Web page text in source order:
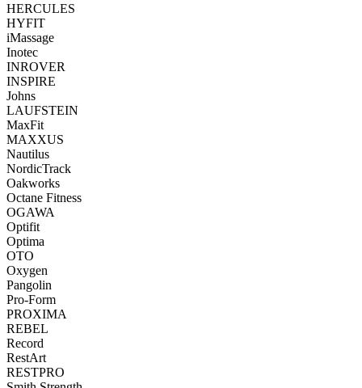
HERCULES
HYFIT
iMassage
Inotec
INROVER
INSPIRE
Johns
LAUFSTEIN
MaxFit
MAXXUS
Nautilus
NordicTrack
Oakworks
Octane Fitness
OGAWA
Optifit
Optima
OTO
Oxygen
Pangolin
Pro-Form
PROXIMA
REBEL
Record
RestArt
RESTPRO